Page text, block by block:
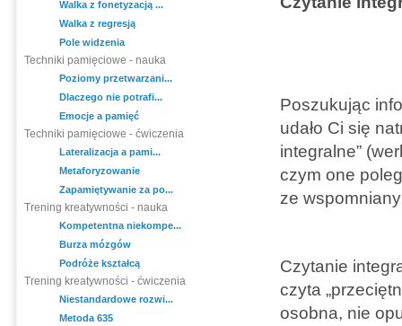
Walka z fonetyzacją ...
Walka z regresją
Pole widzenia
Techniki pamięciowe - nauka
Poziomy przetwarzani...
Dlaczego nie potrafi...
Emocje a pamięć
Techniki pamięciowe - ćwiczenia
Lateralizacja a pami...
Metaforyzowanie
Zapamiętywanie za po...
Trening kreatywności - nauka
Kompetentna niekompe...
Burza mózgów
Podróże kształcą
Trening kreatywności - ćwiczenia
Niestandardowe rozwi...
Metoda 635
Poszukując
udało Ci się
integralne”
czym one
ze
Czytanie
czyta
osobna, nie